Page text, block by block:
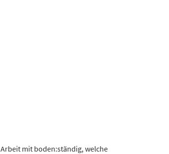
mit boden:ständig, welche